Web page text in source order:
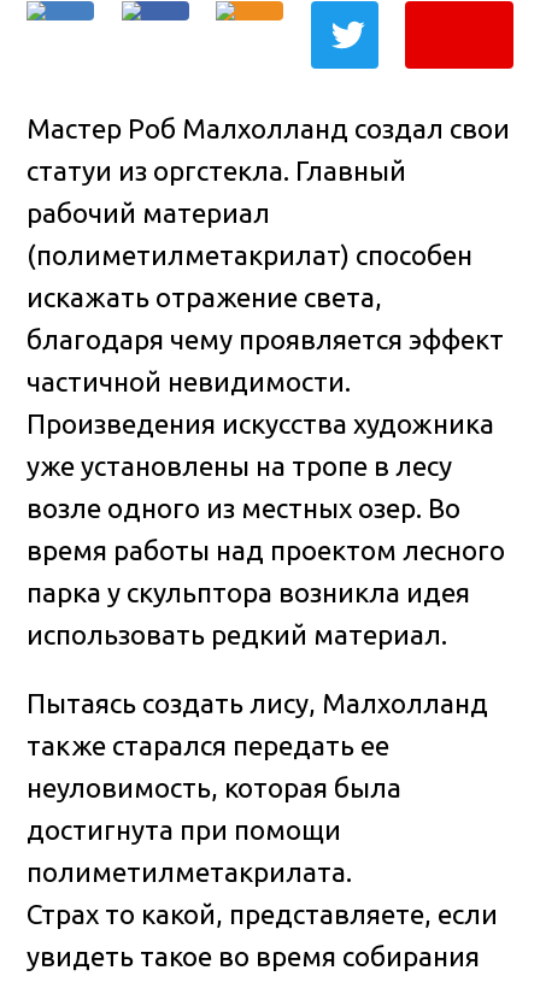
Мастер Роб Малхолланд создал свои
статуи из оргстекла. Главный
рабочий материал
(полиметилметакрилат) способен
искажать отражение света,
благодаря чему проявляется эффект
частичной невидимости.
Произведения искусства художника
уже установлены на тропе в лесу
возле одного из местных озер. Во
время работы над проектом лесного
парка у скульптора возникла идея
использовать редкий материал.
Пытаясь создать лису, Малхолланд
также старался передать ее
неуловимость, которая была
достигнута при помощи
полиметилметакрилата.
Страх то какой, представляете, если
увидеть такое во время собирания